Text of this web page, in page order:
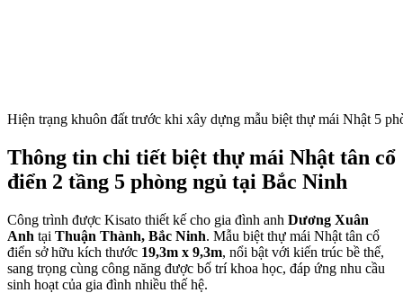
Hiện trạng khuôn đất trước khi xây dựng mẫu biệt thự mái Nhật 5
Thông tin chi tiết biệt thự mái Nhật tân cổ
điển 2 tầng 5 phòng ngủ tại Bắc Ninh
Công trình được Kisato thiết kế cho gia đình anh Dương Xuân
Anh tại Thuận Thành, Bắc Ninh. Mẫu biệt thự mái Nhật tân cổ
điển sở hữu kích thước 19,3m x 9,3m, nổi bật với kiến trúc bề thế,
sang trọng cùng công năng được bố trí khoa học, đáp ứng nhu cầu
sinh hoạt của gia đình nhiều thế hệ.